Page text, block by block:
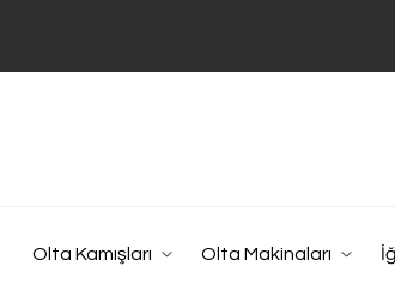
Olta Kamışları Olta Makinaları